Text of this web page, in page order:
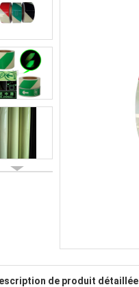
de produit détaillée